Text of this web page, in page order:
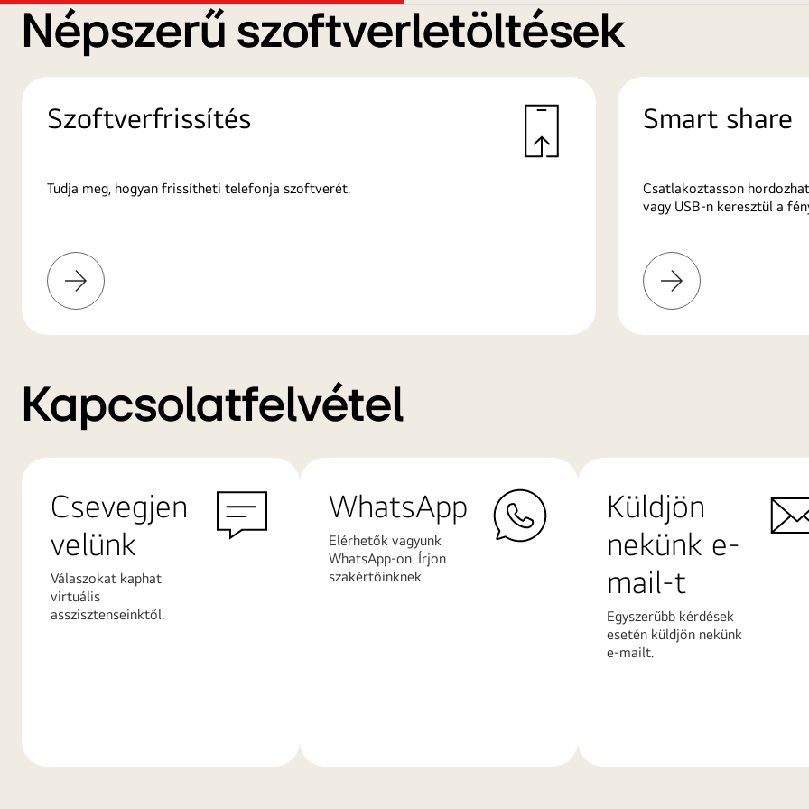
Népszerű szoftverletöltések
Szoftverfrissítés
Tudja meg, hogyan frissítheti telefonja szoftverét.
További
információk
Smart share
Csatlakoztasson
vagy USB-n keresztül a
További
információk
Kapcsolatfelvétel
Csevegjen
velünk
Válaszokat kaphat
virtuális
asszisztenseinktől.
WhatsApp
Elérhetők vagyunk
WhatsApp-on. Írjon
szakértőinknek.
Küldjön
nekünk e-
mail-t
Egyszerűbb kérdések
esetén küldjön nekünk
e-mailt.